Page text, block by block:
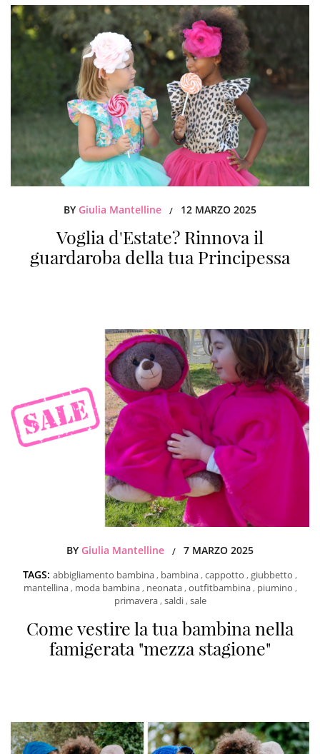
BY Giulia Mantelline / 12 MARZO 2025
Voglia d'Estate? Rinnova il
guardaroba della tua Principessa
BY Giulia Mantelline /
7 MARZO 2025
TAGS: abbigliamento bambina, bambina,cappotto , giubbetto ,
mantellina, moda bambina, neonata,outfitbambina, piumino ,
primavera,saldi,sale
Come vestire la tua bambina nella
famigerata "mezza stagione"